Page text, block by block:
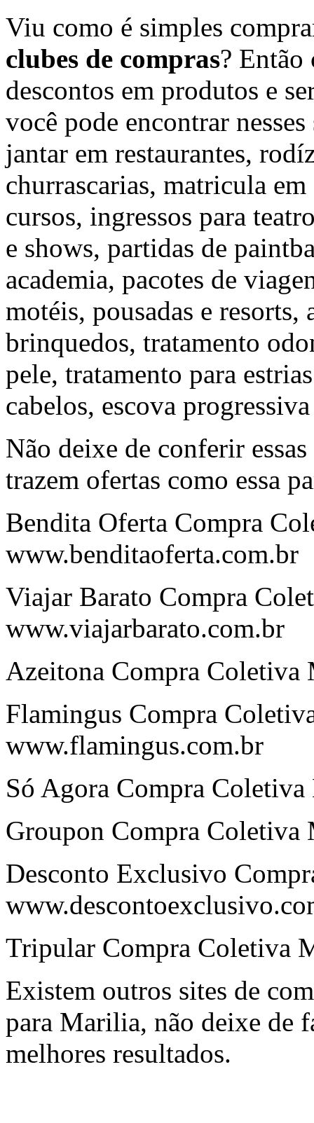
Viu como é simples
clubes de compras? Então
descontos em produtos e
você pode encontrar nesses
jantar em restaurantes,
churrascarias, matricula em
cursos, ingressos para
e shows, partidas de
academia, pacotes de
motéis, pousadas e
brinquedos, tratamento
pele, tratamento para
cabelos, escova
Não deixe de conferir
trazem ofertas como essa
Bendita Oferta Compra
www.benditaoferta.com.br
Viajar Barato Compra
www.viajarbarato.com.br
Azeitona Compra
Flamingus Compra
www.flamingus.com.br
Só Agora Compra
Groupon Compra
Desconto Exclusivo
Tripular Compra Coletiva
Existem outros sites de
para Marilia, não deixe de
melhores resultados.